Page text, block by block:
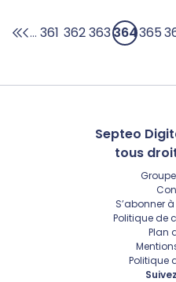
... 361 362363364365
Septeo
tous
Groupe
S’abonner
Politique de
Plan
Politique